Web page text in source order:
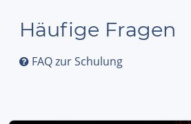
Häufige Fragen
FAQ zur Schulung